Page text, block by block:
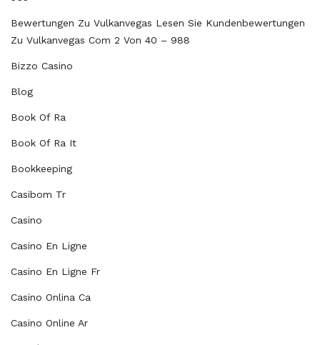
Bewertungen Zu Vulkanvegas Lesen Sie Kundenbewertungen
Zu Vulkanvegas Com 2 Von 40 – 988
Bizzo Casino
Blog
Book Of Ra
Book Of Ra It
Bookkeeping
Casibom Tr
Casino
Casino En Ligne
Casino En Ligne Fr
Casino Onlina Ca
Casino Online Ar